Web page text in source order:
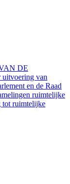
DE
van
en de Raad
ruimtelijke
tot ruimtelijke